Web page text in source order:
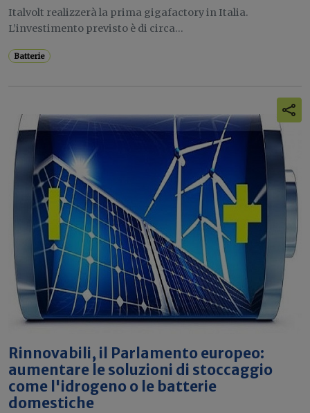
Italvolt realizzerà la prima gigafactory in Italia.
L’investimento previsto è di circa...
Batterie
Rinnovabili, il Parlamento europeo:
aumentare le soluzioni di stoccaggio
come l'idrogeno o le batterie
domestiche